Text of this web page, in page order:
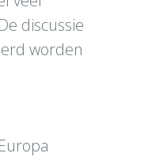
discussie
worden